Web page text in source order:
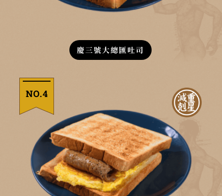
慶三號大總匯吐司
NO.4